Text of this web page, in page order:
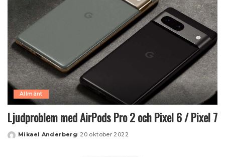
Allmänt
Ljudproblem med AirPods Pro 2 och Pixel 6 / Pixel 7
Posted
Mikael Anderberg 20 oktober 2022